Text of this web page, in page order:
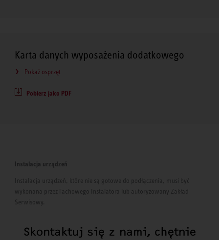
Karta danych wyposażenia dodatkowego
Pokaż osprzęt
Pobierz jako PDF
Instalacja urządzeń
Instalacja urządzeń, które nie są gotowe do podłączenia, musi być
wykonana przez Fachowego Instalatora lub autoryzowany Zakład
Serwisowy.
Skontaktuj się z nami, chętnie